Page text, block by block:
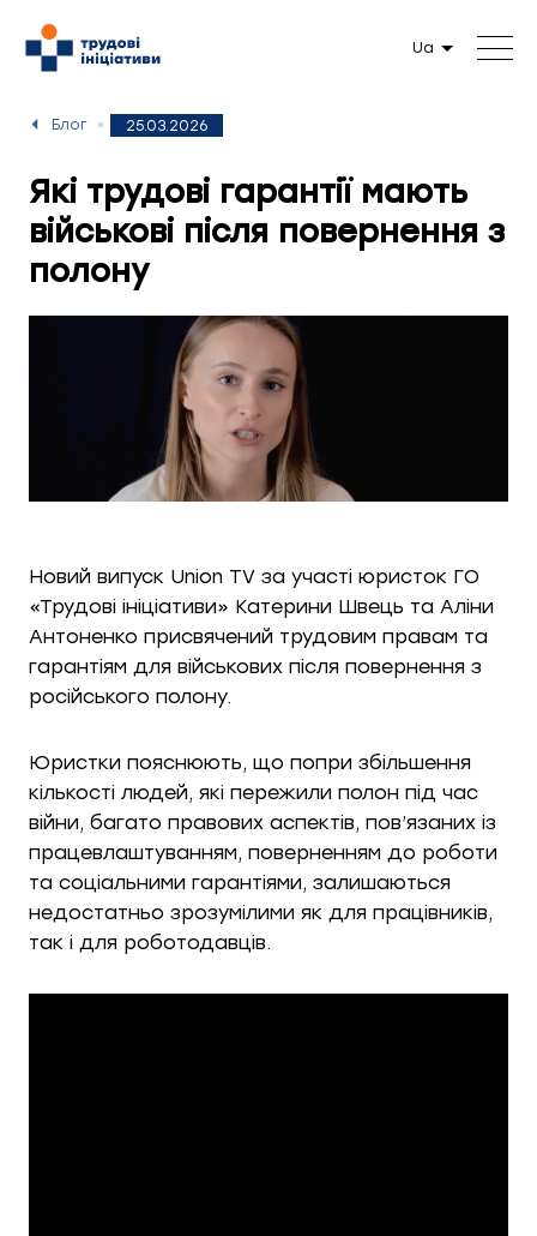
Ua
Блог 25.03.2026
Які трудові гарантії мають
військові після повернення з
полону
Новий випуск Union TV за участі юристок ГО
«Трудові ініціативи» Катерини Швець та Аліни
Антоненко присвячений трудовим правам та
гарантіям для військових після повернення з
російського полону.
Юристки пояснюють, що попри збільшення
кількості людей, які пережили полон під час
війни, багато правових аспектів, пов’язаних із
працевлаштуванням, поверненням до роботи
та соціальними гарантіями, залишаються
недостатньо зрозумілими як для працівників,
так і для роботодавців.